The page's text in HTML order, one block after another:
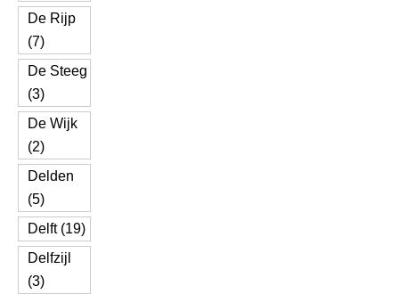
De Rijp
(7)
De Steeg
(3)
De Wijk
(2)
Delden
(5)
Delft (19)
Delfzijl
(3)